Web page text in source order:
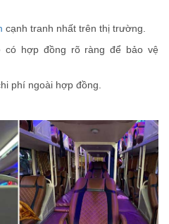
cạnh tranh nhất trên thị trường.
có hợp đồng rõ ràng để bảo vệ
phí ngoài hợp đồng.